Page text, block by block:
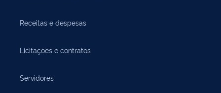
Receitas e despesas
Licitações e contratos
Servidores